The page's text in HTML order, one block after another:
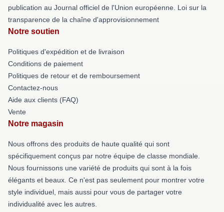
publication au Journal officiel de l'Union européenne. Loi sur la
transparence de la chaîne d'approvisionnement
Notre soutien
Politiques d'expédition et de livraison
Conditions de paiement
Politiques de retour et de remboursement
Contactez-nous
Aide aux clients (FAQ)
Vente
Notre magasin
Nous offrons des produits de haute qualité qui sont
spécifiquement conçus par notre équipe de classe mondiale.
Nous fournissons une variété de produits qui sont à la fois
élégants et beaux. Ce n'est pas seulement pour montrer votre
style individuel, mais aussi pour vous de partager votre
individualité avec les autres.